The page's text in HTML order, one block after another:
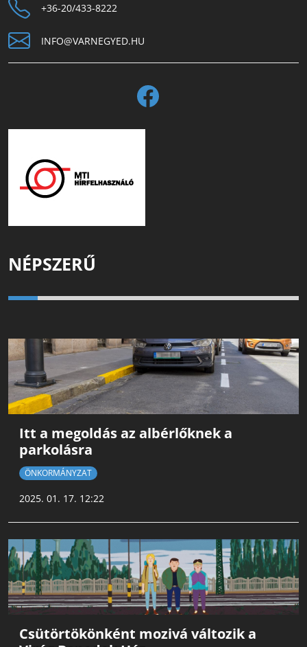
+36-20/433-8222
INFO@VARNEGYED.HU
NÉPSZERŰ
Itt a megoldás az albérlőknek a
parkolásra
ÖNKORMÁNYZAT
2025. 01. 17. 12:22
Csütörtökönként mozivá változik a